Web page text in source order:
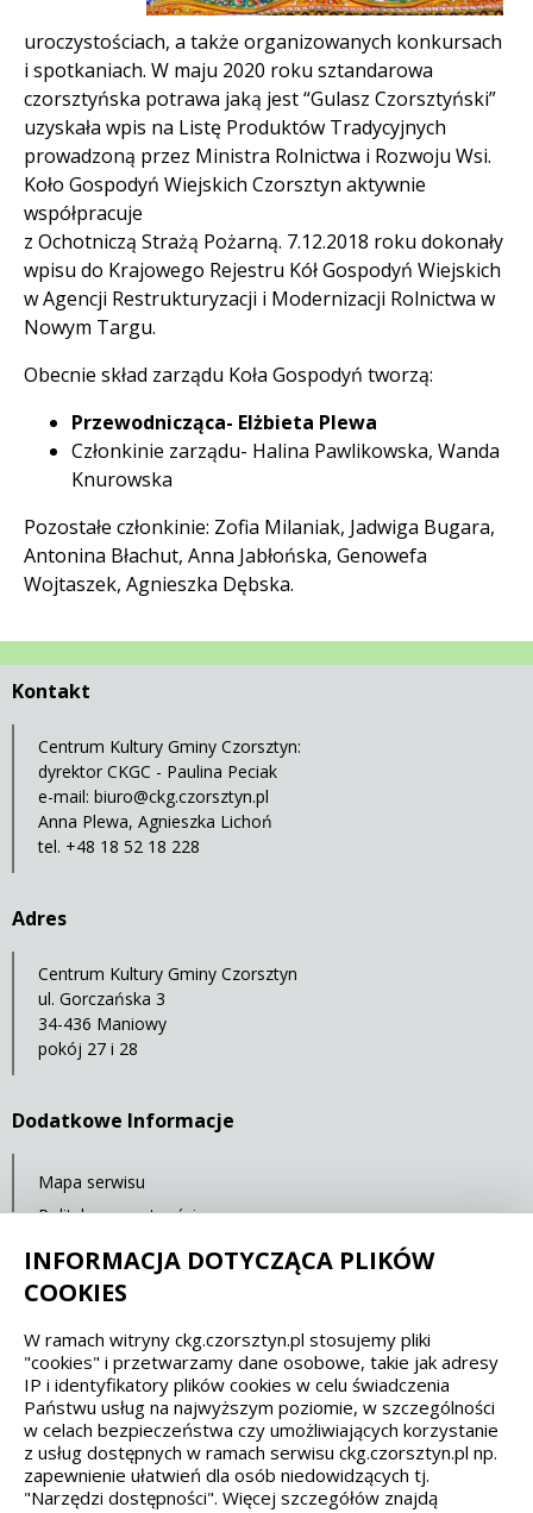
uroczystościach, a także organizowanych konkursach
i spotkaniach. W maju 2020 roku sztandarowa
czorsztyńska potrawa jaką jest “Gulasz Czorsztyński”
uzyskała wpis na Listę Produktów Tradycyjnych
prowadzoną przez Ministra Rolnictwa i Rozwoju Wsi.
Koło Gospodyń Wiejskich Czorsztyn aktywnie
współpracuje
z Ochotniczą Strażą Pożarną. 7.12.2018 roku dokonały
wpisu do Krajowego Rejestru Kół Gospodyń Wiejskich
w Agencji Restrukturyzacji i Modernizacji Rolnictwa w
Nowym Targu.
Obecnie skład zarządu Koła Gospodyń tworzą:
Przewodnicząca- Elżbieta Plewa
Członkinie zarządu- Halina Pawlikowska, Wanda
Knurowska
Pozostałe członkinie: Zofia Milaniak, Jadwiga Bugara,
Antonina Błachut, Anna Jabłońska, Genowefa
Wojtaszek, Agnieszka Dębska.
Kontakt
Centrum Kultury Gminy Czorsztyn:
dyrektor CKGC - Paulina Peciak
e-mail: biuro@ckg.czorsztyn.pl
Anna Plewa, Agnieszka Lichoń
tel. +48 18 52 18 228
Adres
Centrum Kultury Gminy Czorsztyn
ul. Gorczańska 3
34-436 Maniowy
pokój 27 i 28
Dodatkowe Informacje
Mapa serwisu
Polityka prywatności
Deklaracja dostępności
Spełniamy standardy dostępności oraz W3C
WCAG 2.1 SECTION 508 EAA/EN 301549
IS 5568
INFORMACJA DOTYCZĄCA PLIKÓW
COOKIES
W ramach witryny ckg.czorsztyn.pl stosujemy pliki
"cookies" i przetwarzamy dane osobowe, takie jak adresy
IP i identyfikatory plików cookies w celu świadczenia
Państwu usług na najwyższym poziomie, w szczególności
w celach bezpieczeństwa czy umożliwiających korzystanie
z usług dostępnych w ramach serwisu ckg.czorsztyn.pl np.
zapewnienie ułatwień dla osób niedowidzących tj.
"Narzędzi dostępności". Więcej szczegółów znajdą